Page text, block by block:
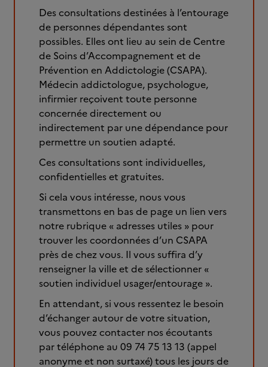
Des consultations destinées à l’entourage
de personnes dépendantes sont
possibles. Elles ont lieu au sein de Centre
de Soins d’Accompagnement et de
Prévention en Addictologie (CSAPA).
Médecin addictologue, psychologue,
infirmier reçoivent toute personne
concernée directement ou
indirectement par une dépendance pour
permettre un soutien adapté.
Ces consultations sont individuelles,
confidentielles et gratuites.
Si cela vous intéresse, nous vous
transmettons en bas de page un lien vers
notre rubrique « adresses utiles » pour
trouver les coordonnées d’un CSAPA
près de chez vous. Il vous suffira d’y
renseigner la ville et de sélectionner «
soutien individuel usager/entourage ».
En attendant, si vous ressentez le besoin
d’échanger autour de votre situation,
vous pouvez contacter nos écoutants
par téléphone au 09 74 75 13 13 (appel
anonyme et non surtaxé) tous les jours de